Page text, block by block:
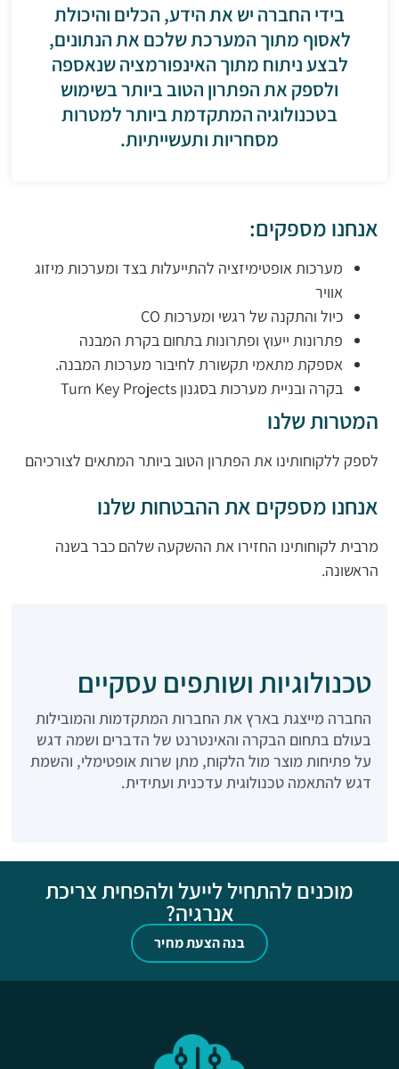
בידי החברה יש את הידע, הכלים והיכולת
לאסוף מתוך המערכת שלכם את הנתונים,
לבצע ניתוח מתוך האינפורמציה שנאספה
ולספק את הפתרון הטוב ביותר בשימוש
בטכנולוגיה המתקדמת ביותר למטרות
מסחריות ותעשייתיות.
אנחנו מספקים:
מערכות אופטימיזציה להתייעלות בצד ומערכות מיזוג
אוויר
כיול והתקנה של רגשי ומערכות CO
פתרונות ייעוץ ופתרונות בתחום בקרת המבנה
אספקת מתאמי תקשורת לחיבור מערכות המבנה.
בקרה ובניית מערכות בסגנון Turn Key Projects
המטרות שלנו
לספק ללקוחותינו את הפתרון הטוב ביותר המתאים לצורכיהם
אנחנו מספקים את ההבטחות שלנו
מרבית לקוחותינו החזירו את ההשקעה שלהם כבר בשנה
הראשונה.
טכנולוגיות ושותפים עסקיים
החברה מייצגת בארץ את החברות המתקדמות והמובילות
בעולם בתחום הבקרה והאינטרנט של הדברים ושמה דגש
על פתיחות מוצר מול הלקוח, מתן שרות אופטימלי, והשמת
דגש להתאמה טכנולוגית עדכנית ועתידית.
מוכנים להתחיל לייעל ולהפחית צריכת
אנרגיה?
בנה הצעת מחיר